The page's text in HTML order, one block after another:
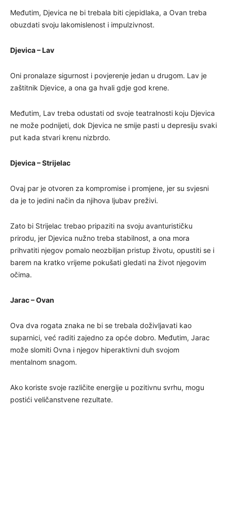
Međutim, Djevica ne bi trebala biti cjepidlaka, a Ovan treba
obuzdati svoju lakomislenost i impulzivnost.
Djevica – Lav
Oni pronalaze sigurnost i povjerenje jedan u drugom. Lav je
zaštitnik Djevice, a ona ga hvali gdje god krene.
Međutim, Lav treba odustati od svoje teatralnosti koju Djevica
ne može podnijeti, dok Djevica ne smije pasti u depresiju svaki
put kada stvari krenu nizbrdo.
Djevica – Strijelac
Ovaj par je otvoren za kompromise i promjene, jer su svjesni
da je to jedini način da njihova ljubav preživi.
Zato bi Strijelac trebao pripaziti na svoju avanturističku
prirodu, jer Djevica nužno treba stabilnost, a ona mora
prihvatiti njegov pomalo neozbiljan pristup životu, opustiti se i
barem na kratko vrijeme pokušati gledati na život njegovim
očima.
Jarac – Ovan
Ova dva rogata znaka ne bi se trebala doživljavati kao
suparnici, već raditi zajedno za opće dobro. Međutim, Jarac
može slomiti Ovna i njegov hiperaktivni duh svojom
mentalnom snagom.
Ako koriste svoje različite energije u pozitivnu svrhu, mogu
postići veličanstvene rezultate.